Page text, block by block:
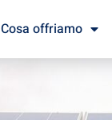
Cosa offriamo